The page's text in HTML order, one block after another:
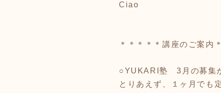
Ciao
＊＊＊＊＊講座のご案内
○YUKARI塾 3月の募集
とりあえず、１ヶ月でも